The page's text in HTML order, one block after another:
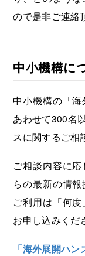
ので是非ご連絡
中小機構に
中小機構の「
あわせて300名
スに関するご相
ご相談内容に
らの最新の情報
ご利用は「何
お申し込みくだ
「海外展開ハン